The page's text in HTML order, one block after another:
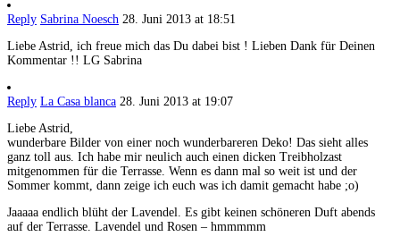
Reply Sabrina Noesch 28. Juni 2013 at 18:51
Liebe Astrid, ich freue mich das Du dabei bist ! Lieben Dank für Deinen
Kommentar !! LG Sabrina
Reply La Casa blanca 28. Juni 2013 at 19:07
Liebe Astrid,
wunderbare Bilder von einer noch wunderbareren Deko! Das sieht alles
ganz toll aus. Ich habe mir neulich auch einen dicken Treibholzast
mitgenommen für die Terrasse. Wenn es dann mal so weit ist und der
Sommer kommt, dann zeige ich euch was ich damit gemacht habe ;o)
Jaaaaa endlich blüht der Lavendel. Es gibt keinen schöneren Duft abends
auf der Terrasse. Lavendel und Rosen – hmmmmm